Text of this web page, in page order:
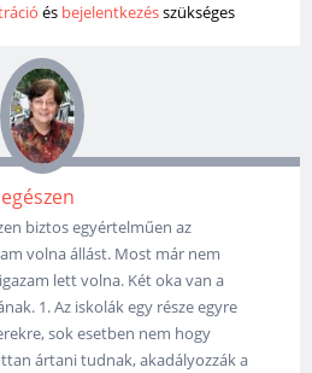
és bejelentkezésszükséges
biztos egyértelműen az
volna állást. Most már nem
lett volna. Két oka van a
1. Az iskolák egy része egyre
sok esetben nem hogy
ártani tudnak, akadályozzák a